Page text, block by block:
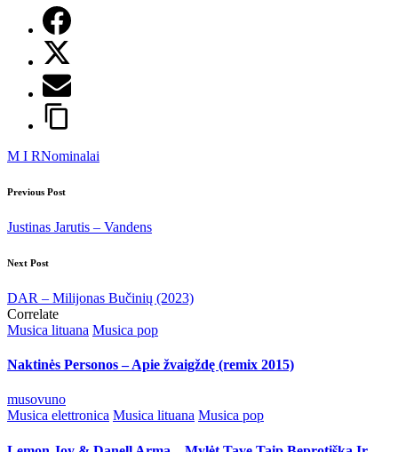
Tags:
M I RNominalai
Post
navigation
Previous Post
Justinas Jarutis – Vandens
Next Post
DAR – Milijonas Bučinių (2023)
Correlate
Posted
Musica lituana Musica pop
Naktinės Personos – Apie žvaigždę (remix 2015)
Posted
by
musovuno
Posted
Musica elettronica Musica lituana Musica pop